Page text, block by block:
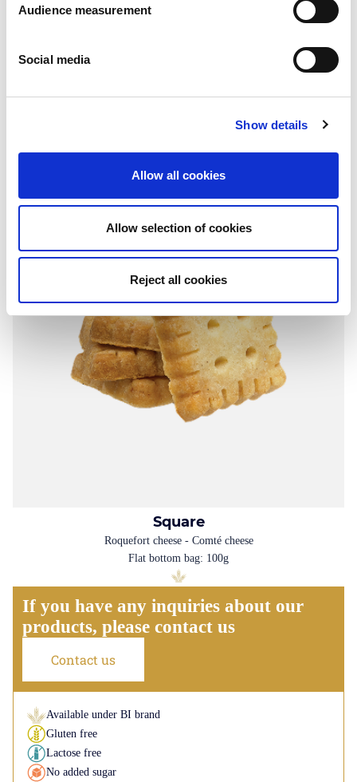
Audience measurement
Social media
Show details
Allow all cookies
Allow selection of cookies
Reject all cookies
Round
Square
Roquefort cheese - Comté cheese
Flat bottom bag: 100g
If you have any inquiries about our
products, please contact us
Contact us
Available under BI brand
Gluten free
Lactose free
No added sugar